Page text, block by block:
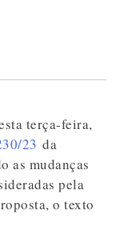
terça-feira,
23da
as mudanças
pela
o texto